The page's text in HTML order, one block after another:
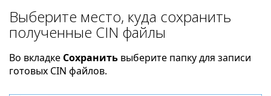
Выберите место, куда сохранить
полученные CIN файлы
Во вкладке Сохранить выберите папку для записи
готовых CIN файлов.